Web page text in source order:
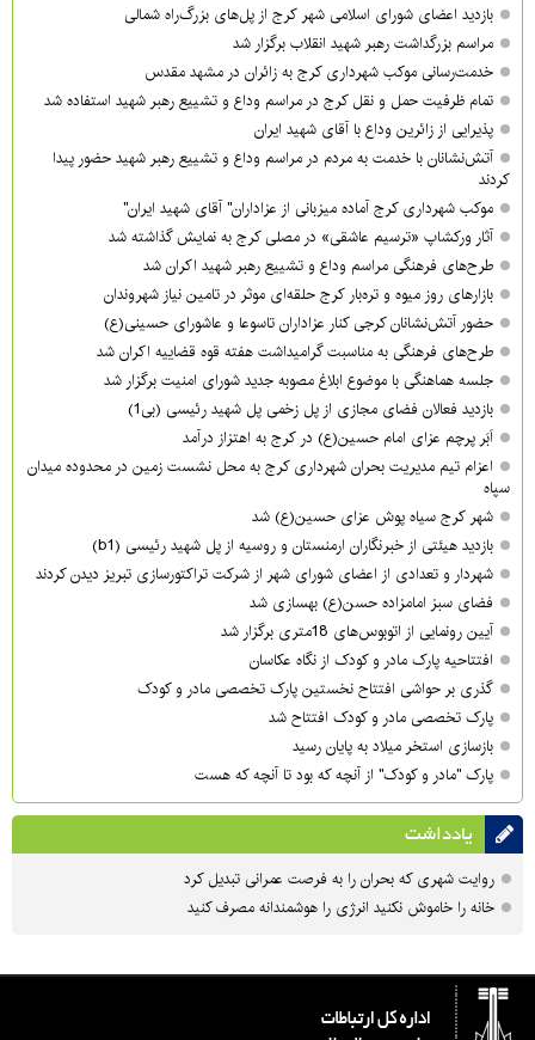
بازدید اعضای شورای اسلامی شهر کرج از پل‌های بزرگ‌راه شمالی
مراسم بزرگداشت رهبر شهید انقلاب برگزار شد
خدمت‌رسانی موکب شهرداری کرج به زائران در مشهد مقدس
تمام ظرفیت حمل و نقل کرج در مراسم وداع و تشییع رهبر شهید استفاده شد
پذیرایی از زائرین وداع با آقای شهید ایران
آتش‌نشانان با خدمت به مردم در مراسم وداع و تشییع رهبر شهید حضور پیدا
کردند
موکب شهرداری کرج آماده میزبانی از عزاداران" آقای شهید ایران"
آثار ورکشاپ «ترسیم عاشقی» در مصلی کرج به نمایش گذاشته شد
طرح‌های فرهنگی مراسم وداع و تشییع رهبر شهید اکران شد
بازارهای روز میوه و تره‌بار کرج حلقه‌ای موثر در تامین نیاز شهروندان
حضور آتش‌نشانان کرجی کنار عزاداران تاسوعا و عاشورای حسینی(ع)
طرح‌های فرهنگی به مناسبت گرامیداشت هفته قوه قضاییه اکران شد
جلسه هماهنگی با موضوع ابلاغ مصوبه جدید شورای امنیت برگزار شد
بازدید فعالان فضای مجازی از پل زخمی پل شهید رئیسی (بی1)
اَبَر پرچم عزای امام حسین(ع) در کرج به اهتزاز درآمد
اعزام تیم مدیریت بحران شهرداری کرج به محل نشست زمین در محدوده میدان
سپاه
شهر کرج سیاه پوش عزای حسین(ع) شد
بازدید هیئتی از خبرنگاران ارمنستان و روسیه از پل شهید رئیسی (b1)
شهردار و تعدادی از اعضای شورای شهر از شرکت تراکتورسازی تبریز دیدن کردند
فضای سبز امامزاده حسن(ع) بهسازی شد
آیین رونمایی از اتوبوس‌های 18متری برگزار شد
افتتاحیه پارک مادر و کودک از نگاه عکاسان
گذری بر حواشی افتتاح نخستین پارک تخصصی مادر و کودک
پارک تخصصی مادر و کودک افتتاح شد
بازسازی استخر میلاد به پایان رسید
پارک "مادر و کودک" از آنچه که بود تا آنچه که هست
یادداشت
روایت شهری که بحران را به فرصت عمرانی تبدیل کرد
خانه را خاموش نکنید انرژی را هوشمندانه مصرف کنید